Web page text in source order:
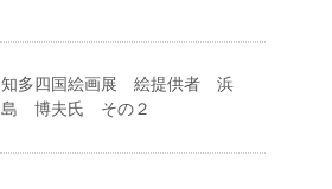
知多四国絵画展 絵提供者 浜
島 博夫氏 その２